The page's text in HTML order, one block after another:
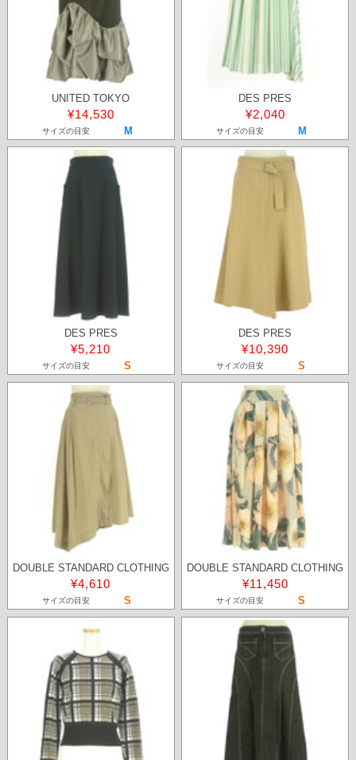
UNITED TOKYO
¥14,530
サイズの目安 M
DES PRES
¥2,040
サイズの目安 M
DES PRES
¥5,210
サイズの目安 S
DES PRES
¥10,390
サイズの目安 S
DOUBLE STANDARD CLOTHING
¥4,610
サイズの目安 S
DOUBLE STANDARD CLOTHING
¥11,450
サイズの目安 S